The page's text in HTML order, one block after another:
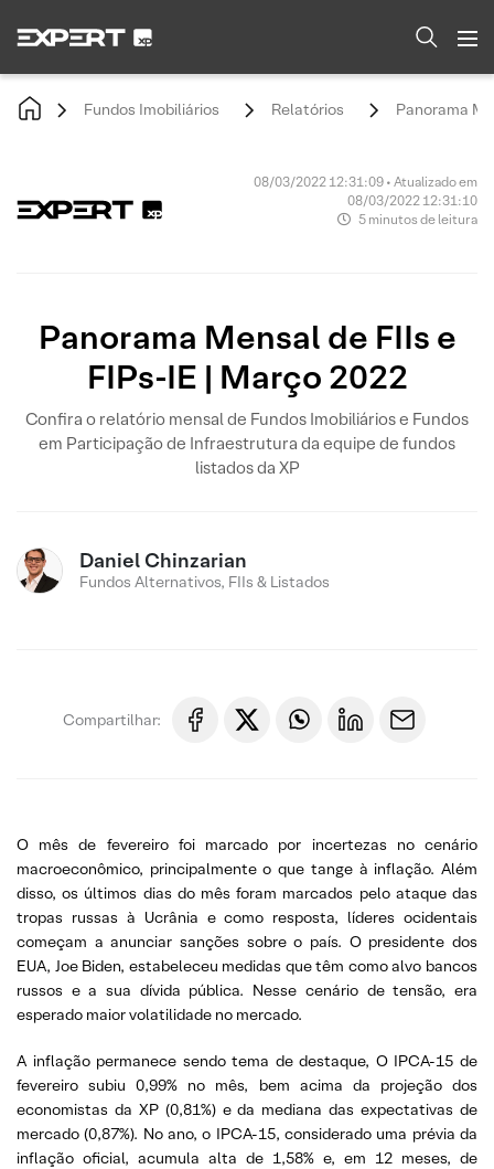
Fundos Imobiliários Relatórios Panorama
08/03/2022 12:31:09 • Atualizado em
08/03/2022 12:31:10
5 minutos de leitura
Panorama Mensal de FIIs e
FIPs-IE | Março 2022
Confira o relatório mensal de Fundos Imobiliários e Fundos
em Participação de Infraestrutura da equipe de fundos
listados da XP
Daniel Chinzarian
Fundos Alternativos, FIIs & Listados
Compartilhar:
O mês de fevereiro foi marcado por incertezas no cenário
macroeconômico, principalmente o que tange à inflação. Além
disso, os últimos dias do mês foram marcados pelo ataque das
tropas russas à Ucrânia e como resposta, líderes ocidentais
começam a anunciar sanções sobre o país. O presidente dos
EUA, Joe Biden, estabeleceu medidas que têm como alvo bancos
russos e a sua dívida pública. Nesse cenário de tensão, era
esperado maior volatilidade no mercado.
A inflação permanece sendo tema de destaque, O IPCA-15 de
fevereiro subiu 0,99% no mês, bem acima da projeção dos
economistas da XP (0,81%) e da mediana das expectativas de
mercado (0,87%). No ano, o IPCA-15, considerado uma prévia da
inflação oficial, acumula alta de 1,58% e, em 12 meses, de